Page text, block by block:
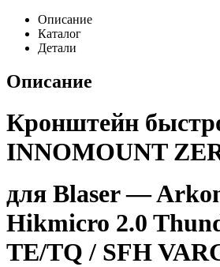
Описание
Каталог
Детали
Описание
Кронштейн
INNOMOUNT
для Blaser —
Hikmicro 2.0
TE/TQ / SFH